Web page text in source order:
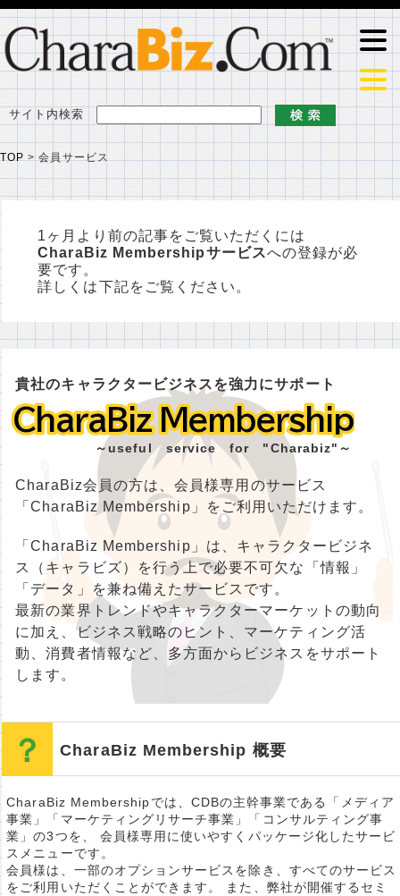
サイト内検索
TOP >会員サービス
1ヶ月より前の記事をご覧いただくには
CharaBiz Membershipサービスへの登録が必
要です。
詳しくは下記をご覧ください。
貴社のキャラクタービジネスを強力にサポート
CharaBiz Membership
CharaBiz Membership
～useful service for "Charabiz"～
CharaBiz会員の方は、会員様専用のサービス
「CharaBiz Membership」をご利用いただけます。
「CharaBiz Membership」は、キャラクタービジネ
ス（キャラビズ）を行う上で必要不可欠な「情報」
「データ」を兼ね備えたサービスです。
最新の業界トレンドやキャラクターマーケットの動向
に加え、ビジネス戦略のヒント、マーケティング活
動、消費者情報など、多方面からビジネスをサポート
します。
CharaBiz Membership 概要
CharaBiz Membershipでは、CDBの主幹事業である「メディア
事業」「マーケティングリサーチ事業」「コンサルティング事
業」の3つを、 会員様専用に使いやすくパッケージ化したサービ
スメニューです。
会員様は、一部のオプションサービスを除き、すべてのサービス
をご利用いただくことができます。 また、弊社が開催するセミ